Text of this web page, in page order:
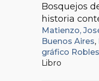
Bosquejos
historia
Matienzo,
Buenos Aires,
gráfico
Libro